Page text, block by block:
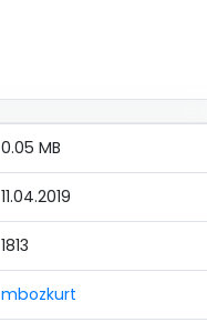
0.05 MB
11.04.2019
1813
mbozkurt